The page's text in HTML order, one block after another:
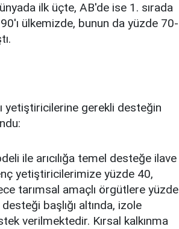
ilk üçte, AB'de ise 1. sırada
ülkemizde, bunun da yüzde 70-
yetiştiricilerine gerekli desteğin
ile arıcılığa temel desteğe ilave
yetiştiricilerimize yüzde 40,
tarımsal amaçlı örgütlere yüzde
başlığı altında, izole
verilmektedir. Kırsal kalkınma